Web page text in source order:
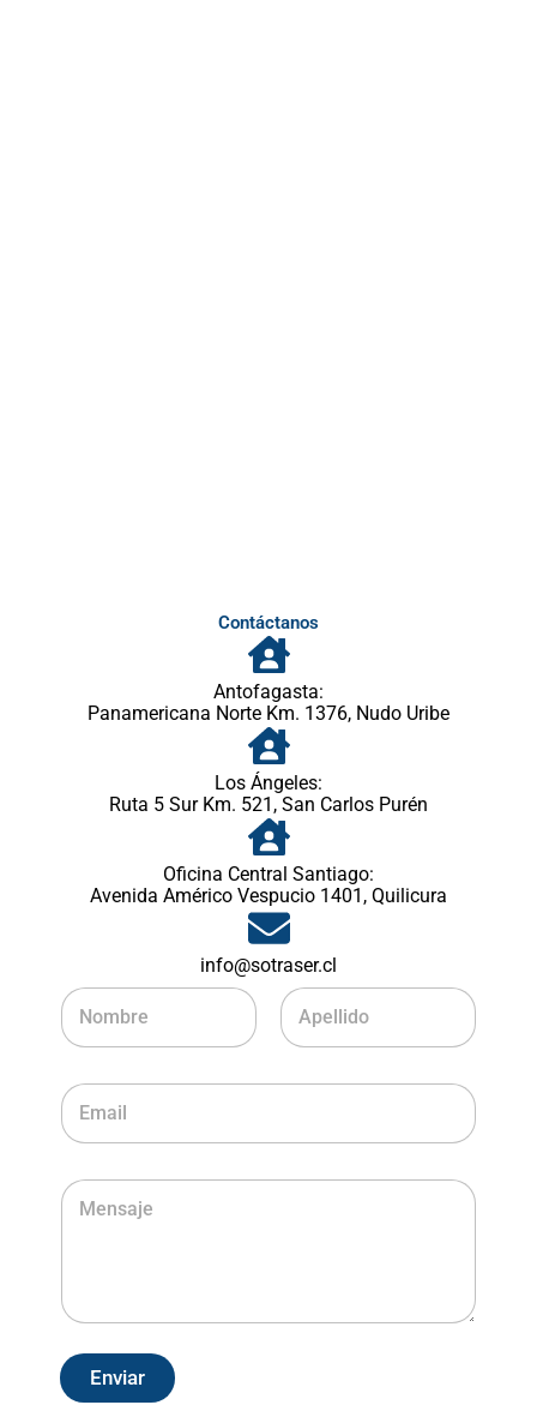
Enviar
Contáctanos
Antofagasta:
Panamericana Norte Km. 1376, Nudo Uribe
Los Ángeles:
Ruta 5 Sur Km. 521, San Carlos Purén
Oficina Central Santiago:
Avenida Américo Vespucio 1401, Quilicura
info@sotraser.cl